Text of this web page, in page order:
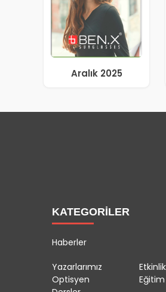
Aralık 2025
KATEGORİLER
Haberler
Yazarlarımız
Etkinlik
Optisyen
Eğitim